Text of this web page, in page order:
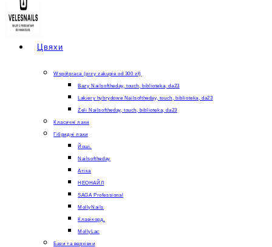
Цвяхи
Współpraca (przy zakupie od 300 zł)
Bazy Nailsoftheday, touch, biblioteka, da23
Lakiery hybrydowe Nailsoftheday, touch, biblioteka, da23
Żeli Nailsoftheday, touch, biblioteka, da23
Класичні лаки
Гібридні лаки
Йоші.
Nailsoftheday
Атіка
НЕОНАЙЛ
SAGA Professional
MollyNails
Клавікорд.
MollyLac
Бази та верхівки